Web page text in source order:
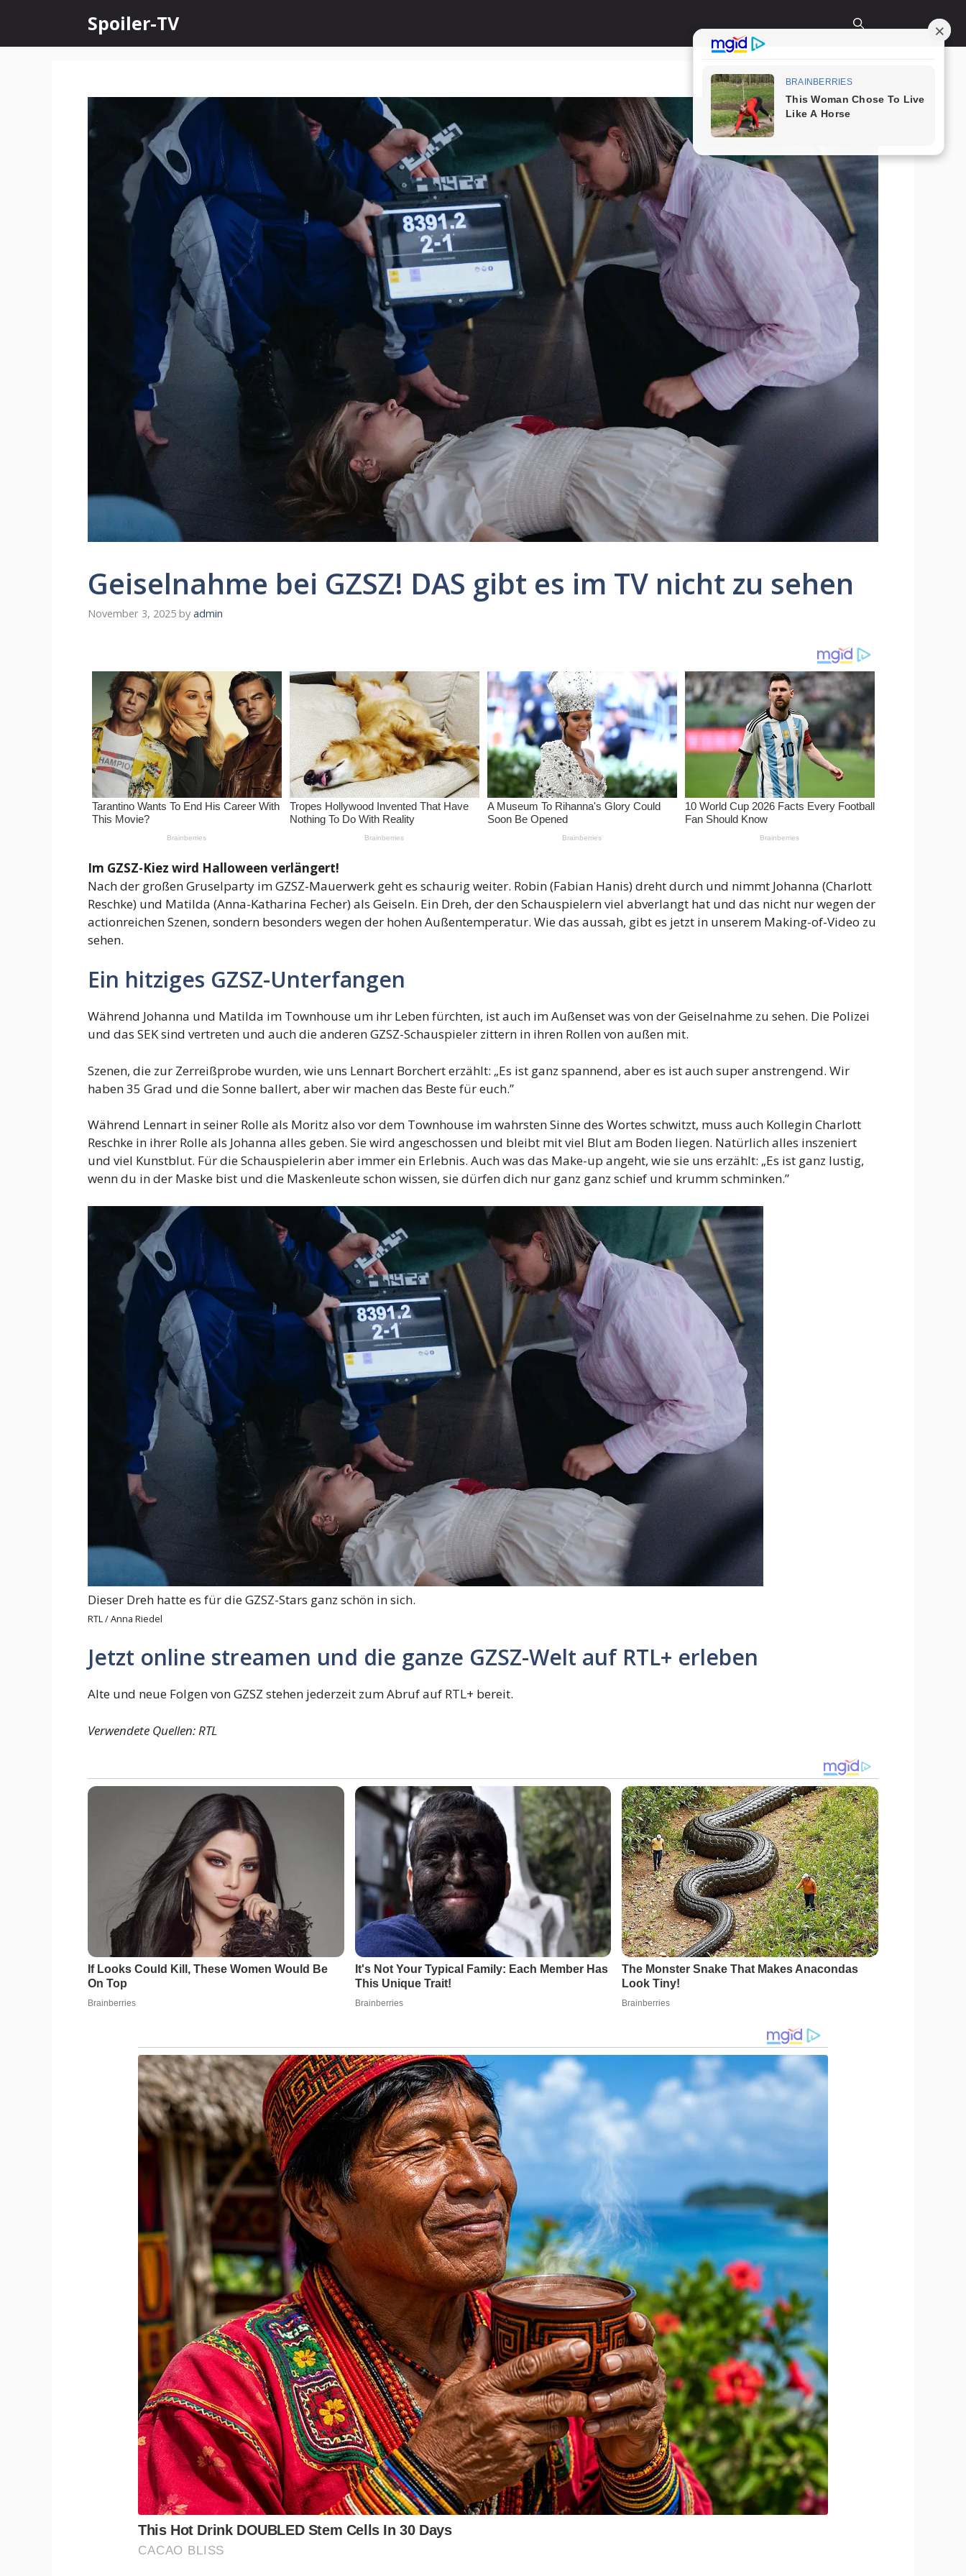
content
Spoiler-TV
Geiselnahme bei GZSZ! DAS gibt es im TV nicht zu sehen
November 3, 2025 by admin
Im GZSZ-Kiez wird Halloween verlängert!
Nach der großen Gruselparty im GZSZ-Mauerwerk geht es schaurig weiter. Robin (Fabian Hanis) dreht durch und nimmt Johanna (Charlott
Reschke) und Matilda (Anna-Katharina Fecher) als Geiseln. Ein Dreh, der den Schauspielern viel abverlangt hat und das nicht nur wegen der
actionreichen Szenen, sondern besonders wegen der hohen Außentemperatur. Wie das aussah, gibt es jetzt in unserem Making-of-Video zu
sehen.
Ein hitziges GZSZ-Unterfangen
Während Johanna und Matilda im Townhouse um ihr Leben fürchten, ist auch im Außenset was von der Geiselnahme zu sehen. Die Polizei
und das SEK sind vertreten und auch die anderen GZSZ-Schauspieler zittern in ihren Rollen von außen mit.
Szenen, die zur Zerreißprobe wurden, wie uns Lennart Borchert erzählt: „Es ist ganz spannend, aber es ist auch super anstrengend. Wir
haben 35 Grad und die Sonne ballert, aber wir machen das Beste für euch.”
Während Lennart in seiner Rolle als Moritz also vor dem Townhouse im wahrsten Sinne des Wortes schwitzt, muss auch Kollegin Charlott
Reschke in ihrer Rolle als Johanna alles geben. Sie wird angeschossen und bleibt mit viel Blut am Boden liegen. Natürlich alles inszeniert
und viel Kunstblut. Für die Schauspielerin aber immer ein Erlebnis. Auch was das Make-up angeht, wie sie uns erzählt: „Es ist ganz lustig,
wenn du in der Maske bist und die Maskenleute schon wissen, sie dürfen dich nur ganz ganz schief und krumm schminken.”
Dieser Dreh hatte es für die GZSZ-Stars ganz schön in sich.
RTL / Anna Riedel
Jetzt online streamen und die ganze GZSZ-Welt auf RTL+ erleben
Alte und neue Folgen von GZSZ stehen jederzeit zum Abruf auf RTL+ bereit.
Verwendete Quellen: RTL